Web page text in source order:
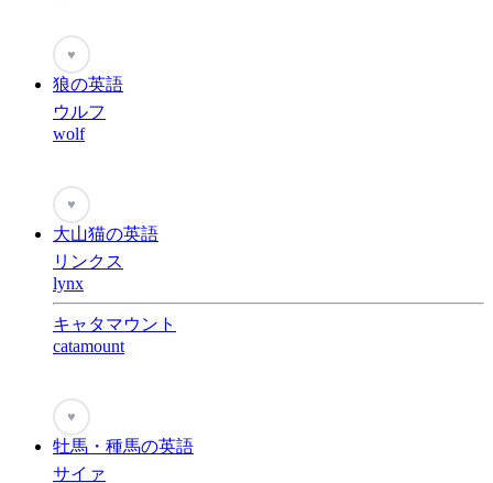
♥
狼の英語
ウルフ
wolf
♥
大山猫の英語
リンクス
lynx
キャタマウント
catamount
♥
牡馬・種馬の英語
サイァ